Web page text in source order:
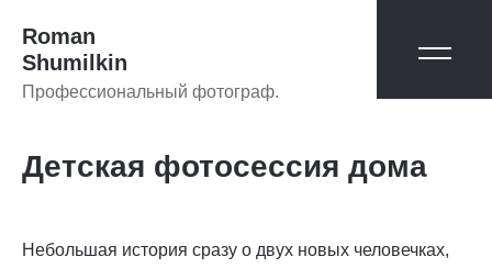
Roman
Shumilkin
Профессиональный фотограф.
Детская фотосессия дома
Небольшая история сразу о двух новых человечках,